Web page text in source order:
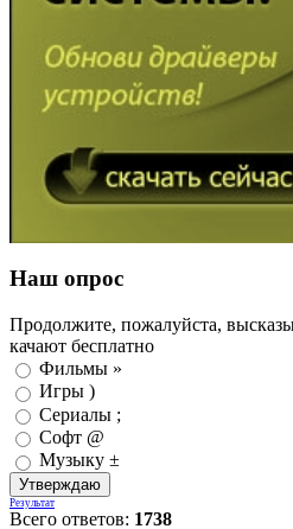
Наш опрос
Продолжите, пожалуйста,
качают бесплатно
Фильмы »
Игры )
Сериалы ;
Софт @
Музыку ±
Результат
Всего ответов: 1738